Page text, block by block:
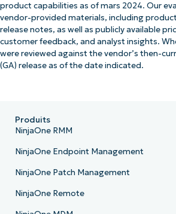
product capabilities as of mars 2024. Our
vendor-provided materials, including
release notes, as well as publicly available
customer feedback, and analyst insights.
were reviewed against the vendor’s then-
(GA) release as of the date indicated.
Produits
NinjaOne RMM
NinjaOne Endpoint Management
NinjaOne Patch Management
NinjaOne Remote